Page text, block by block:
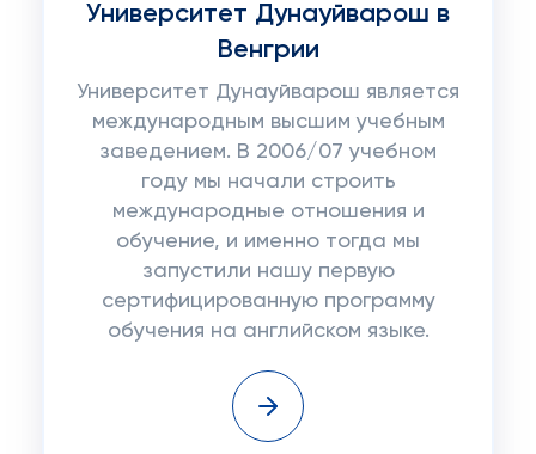
Университет Дунауйварош в
Венгрии
Университет Дунауйварош является
международным высшим учебным
заведением. В 2006/07 учебном
году мы начали строить
международные отношения и
обучение, и именно тогда мы
запустили нашу первую
сертифицированную программу
обучения на английском языке.